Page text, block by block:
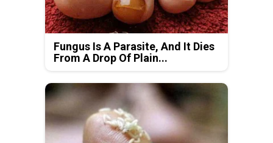
Fungus Is A Parasite, And It Dies
From A Drop Of Plain...